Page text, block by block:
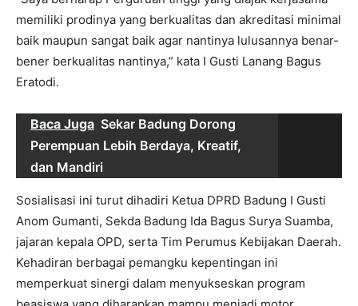
memiliki prodinya yang berkualitas dan akreditasi minimal
baik maupun sangat baik agar nantinya lulusannya benar-
bener berkualitas nantinya,” kata I Gusti Lanang Bagus
Eratodi.
Baca Juga Sekar Badung Dorong
Perempuan Lebih Berdaya, Kreatif,
dan Mandiri
Sosialisasi ini turut dihadiri Ketua DPRD Badung I Gusti
Anom Gumanti, Sekda Badung Ida Bagus Surya Suamba,
jajaran kepala OPD, serta Tim Perumus Kebijakan Daerah.
Kehadiran berbagai pemangku kepentingan ini
memperkuat sinergi dalam menyukseskan program